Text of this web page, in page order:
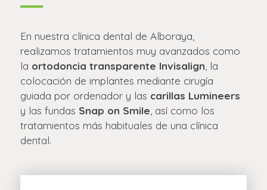
En nuestra clínica dental de Alboraya,
realizamos tratamientos muy avanzados como
la ortodoncia transparente Invisalign, la
colocación de implantes mediante cirugía
guiada por ordenador y las carillas Lumineers
y las fundas Snap on Smile, así como los
tratamientos más habituales de una clínica
dental.